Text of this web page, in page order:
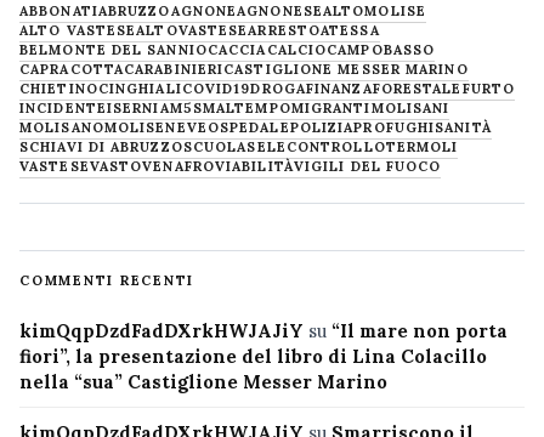
ABBONATIABRUZZOAGNONEAGNONESEALTOMOLISE
ALTO VASTESEALTOVASTESEARRESTOATESSA
BELMONTE DEL SANNIOCACCIACALCIOCAMPOBASSO
CAPRACOTTACARABINIERICASTIGLIONE MESSER MARINO
CHIETINOCINGHIALICOVID19DROGAFINANZAFORESTALE FURTO
INCIDENTEISERNIAM5SMALTEMPOMIGRANTIMOLISANI
MOLISANOMOLISENEVE OSPEDALEPOLIZIAPROFUGHISANITÀ
SCHIAVI DI ABRUZZOSCUOLASELECONTROLLOTERMOLI
VASTESEVASTOVENAFROVIABILITÀVIGILI DEL FUOCO
COMMENTI RECENTI
kimQqpDzdFadDXrkHWJAJiY su “Il mare non porta
fiori”, la presentazione del libro di Lina Colacillo
nella “sua” Castiglione Messer Marino